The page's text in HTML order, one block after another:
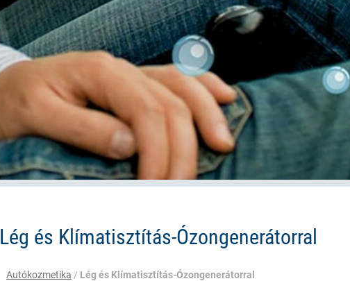
Lég és Klímatisztítás-Ózongenerátorral
Autókozmetika / Lég és Klímatisztítás-Ózongenerátorral